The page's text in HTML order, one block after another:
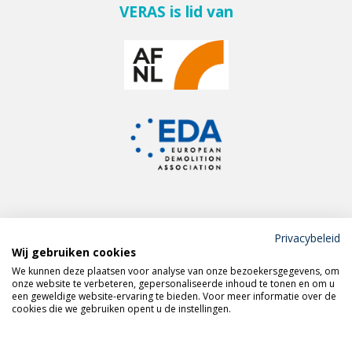
VERAS is lid van
Meld je aan voor de
VERAS nieuwsbrief
Volg VERAS op
Privacybeleid
Wij gebruiken cookies
We kunnen deze plaatsen voor analyse van onze bezoekersgegevens, om
onze website te verbeteren, gepersonaliseerde inhoud te tonen en om u
een geweldige website-ervaring te bieden. Voor meer informatie over de
cookies die we gebruiken opent u de instellingen.